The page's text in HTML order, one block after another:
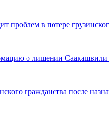
проблем в потере
о лишении Саакашвили
гражданства после